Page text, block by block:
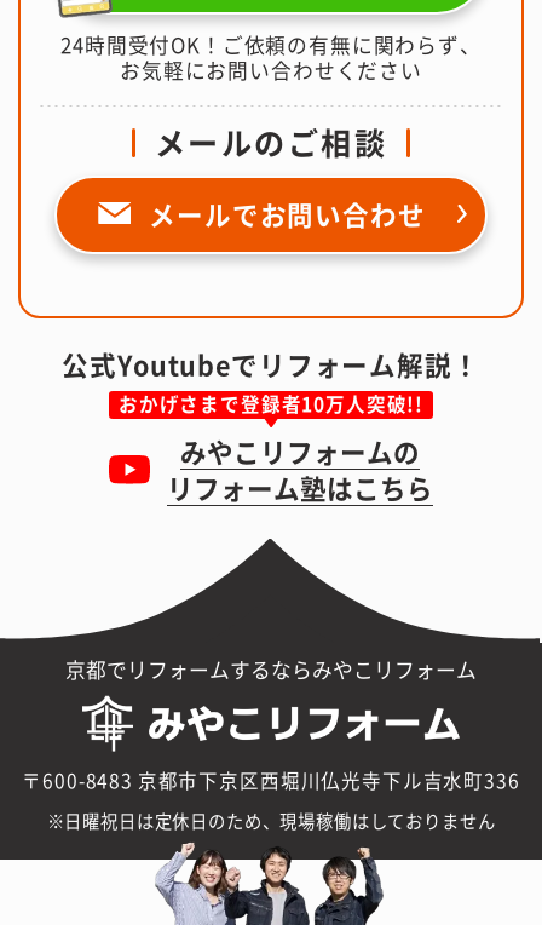
24時間受付OK！ご依頼の有無に関わらず、
お気軽にお問い合わせください
メールのご相談
メールでお問い合わせ
公式Youtubeでリフォーム解説！
おかげさまで登録者10万人突破!!
みやこリフォームの
リフォーム塾はこちら
京都でリフォームするならみやこリフォーム
〒600-8483 京都市下京区西堀川仏光寺下ル吉水町336
日曜祝日は定休日のため、現場稼働はしておりません